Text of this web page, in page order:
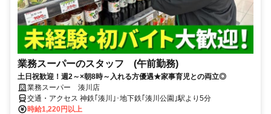
業務スーパーのスタッフ (午前勤務)
土日祝歓迎！週2～×朝8時～入れる方優遇★家事育児との両立◎
業務スーパー 湊川店
交通・アクセス 神鉄｢湊川｣･地下鉄｢湊川公園｣駅より5分
時給1,220円以上